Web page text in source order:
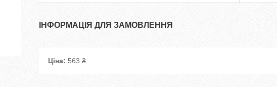
ІНФОРМАЦІЯ ДЛЯ ЗАМОВЛЕННЯ
Ціна: 563 ₴